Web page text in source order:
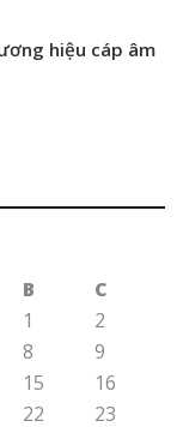
hiệu cáp âm
B
C
1
2
8
9
15
16
22
23